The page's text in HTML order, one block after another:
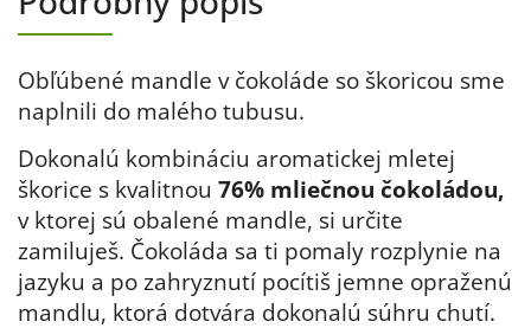
Obľúbené mandle v čokoláde so škoricou sme
naplnili do malého tubusu.
Dokonalú kombináciu aromatickej mletej
škorice s kvalitnou 76% mliečnou čokoládou,
v ktorej sú obalené mandle, si určite
zamiluješ. Čokoláda sa ti pomaly rozplynie na
jazyku a po zahryznutí pocítiš jemne opraženú
mandlu, ktorá dotvára dokonalú súhru chutí.